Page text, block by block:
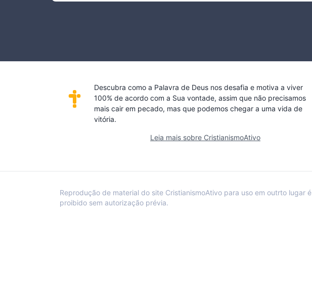
Descubra como a Palavra de Deus nos desafia e motiva a viver
100% de acordo com a Sua vontade, assim que não precisamos
mais cair em pecado, mas que podemos chegar a uma vida de
vitória.
Leia mais sobre CristianismoAtivo
Reprodução de material do site CristianismoAtivo para uso em outrto lugar é
proibido sem autorização prévia.